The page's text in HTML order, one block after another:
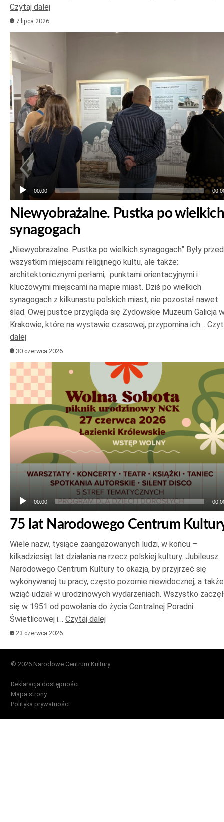
Czytaj dalej
7 lipca 2026
plików
dźwiękowych
00:00
Niewyobrażalne. Pustka po wielkich
synagogach
„Niewyobrażalne. Pustka po wielkich synagogach” Były
wszystkim miejscami religijnego kultu, ale także:
architektonicznymi perłami, punktami orientacyjnymi i
kluczowymi miejscami na mapie miast. Dziś po wielkich
synagogach z kilkunastu polskich miast, nie pozostał nawet
ślad. Owej pustce przygląda się Żydowskie Muzeum Galicja
Krakowie, które na wystawie czasowej, przypomina ich…
dalej
30 czerwca 2026
Odtwarzacz
plików
dźwiękowych
00:00
75 lat Narodowego Centrum
Wiele nazw, tysiące zaangażowanych ludzi, w końcu –
kilkadziesiąt lat działania na rzecz polskiej kultury. Jubileusz
Narodowego Centrum Kultury to okazja, by przyjrzeć się
wykonywanej tu pracy, często pozornie niewidocznej, a także
wziąć udział w urodzinowych wydarzeniach. Wszystko
się w 1951 od powołania do życia Centralnej Poradni
Świetlicowej i… Czytaj dalej
23 czerwca 2026
© 2026 Narodowe Centrum Kultury
Deklaracja dostępności
Mapa strony
Polityka prywatności